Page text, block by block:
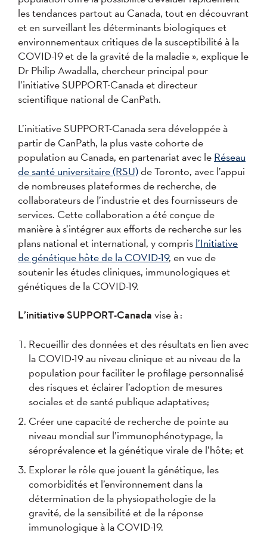
les tendances partout au Canada, tout en découvrant
et en surveillant les déterminants biologiques et
environnementaux critiques de la susceptibilité à la
COVID-19 et de la gravité de la maladie », explique le
Dr Philip Awadalla, chercheur principal pour
l’initiative SUPPORT-Canada et directeur
scientifique national de CanPath.
L’initiative SUPPORT-Canada sera développée à
partir de CanPath, la plus vaste cohorte de
population au Canada, en partenariat avec le Réseau
de santé universitaire (RSU)de Toronto, avec l’appui
de nombreuses plateformes de recherche, de
collaborateurs de l’industrie et des fournisseurs de
services. Cette collaboration a été conçue de
manière à s’intégrer aux efforts de recherche sur les
plans national et international, y compris l’Initiative
de génétique hôte de la COVID-19, en vue de
soutenir les études cliniques, immunologiques et
génétiques de la COVID-19.
L’initiative SUPPORT-Canada vise à :
Recueillir des données et des résultats en lien avec
la COVID-19 au niveau clinique et au niveau de la
population pour faciliter le profilage personnalisé
des risques et éclairer l’adoption de mesures
sociales et de santé publique adaptatives;
Créer une capacité de recherche de pointe au
niveau mondial sur l’immunophénotypage, la
séroprévalence et la génétique virale de l’hôte; et
Explorer le rôle que jouent la génétique, les
comorbidités et l’environnement dans la
détermination de la physiopathologie de la
gravité, de la sensibilité et de la réponse
immunologique à la COVID-19.